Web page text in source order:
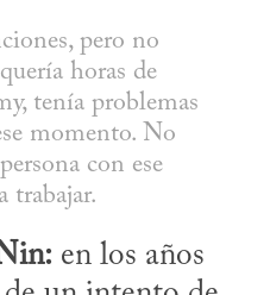
pero no
horas de
tenía problemas
momento. No
con ese
trabajar.
en los años